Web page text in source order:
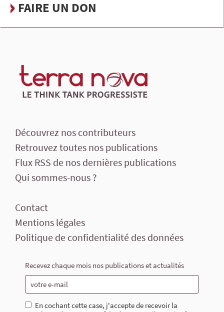
FAIRE UN DON
Découvrez nos contributeurs
Retrouvez toutes nos publications
Flux RSS de nos dernières publications
Qui sommes-nous ?
Contact
Mentions légales
Politique de confidentialité des données
Recevez chaque mois nos publications et actualités
En cochant cette case, j'accepte de recevoir la